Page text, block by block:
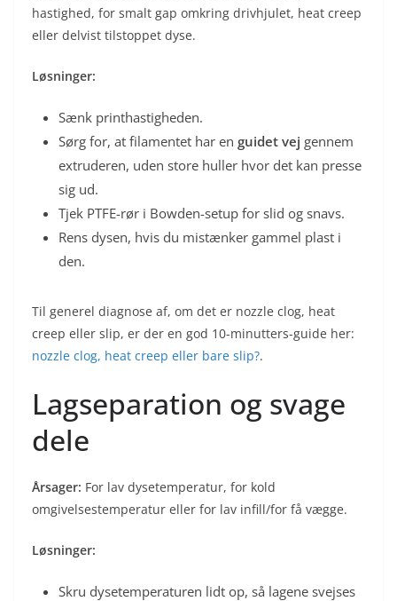
hastighed, for smalt gap omkring drivhjulet, heat creep
eller delvist tilstoppet dyse.
Løsninger:
Sænk printhastigheden.
Sørg for, at filamentet har en guidet vej gennem
extruderen, uden store huller hvor det kan presse
sig ud.
Tjek PTFE-rør i Bowden-setup for slid og snavs.
Rens dysen, hvis du mistænker gammel plast i
den.
Til generel diagnose af, om det er nozzle clog, heat
creep eller slip, er der en god 10-minutters-guide her:
nozzle clog, heat creep eller bare slip?.
Lagseparation og svage
dele
Årsager: For lav dysetemperatur, for kold
omgivelsestemperatur eller for lav infill/for få vægge.
Løsninger:
Skru dysetemperaturen lidt op, så lagene svejses